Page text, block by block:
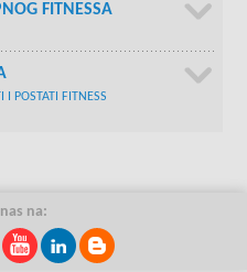
FITNESSA
I POSTATI FITNESS
na: